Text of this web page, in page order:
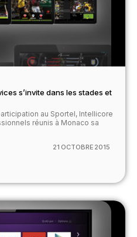
s’invite dans les stades et
au Sportel, Intellicore
réunis à Monaco sa
21 OCTOBRE 2015